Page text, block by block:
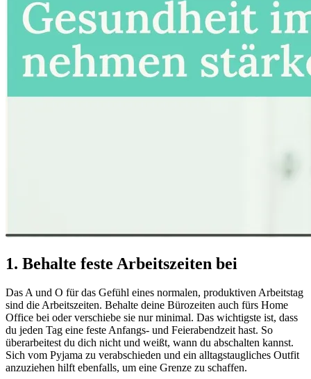
1. Behalte feste Arbeitszeiten bei
Das A und O für das Gefühl eines normalen, produktiven Arbeitstag
sind die Arbeitszeiten. Behalte deine Bürozeiten auch fürs Home
Office bei oder verschiebe sie nur minimal. Das wichtigste ist, dass
du jeden Tag eine feste Anfangs- und Feierabendzeit hast. So
überarbeitest du dich nicht und weißt, wann du abschalten kannst.
Sich vom Pyjama zu verabschieden und ein alltagstaugliches Outfit
anzuziehen hilft ebenfalls, um eine Grenze zu schaffen.